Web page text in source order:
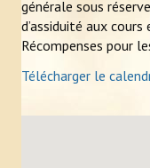
générale sous réserve
d’assiduité aux
Récompenses pour
Télécharger le